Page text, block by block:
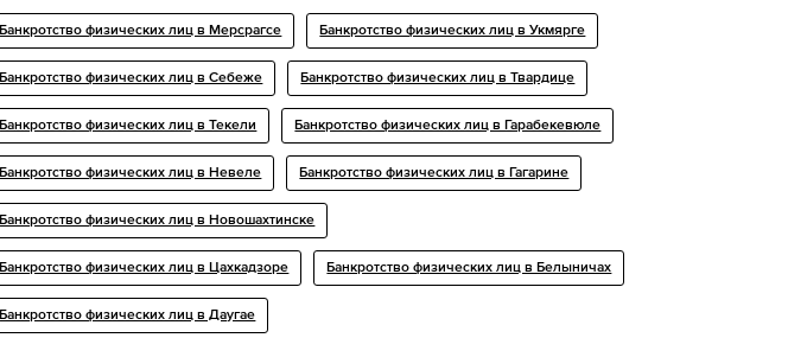
Банкротство физических лиц в Мерсрагсе Банкротство физических лиц в Укмярге
Банкротство физических лиц в Себеже Банкротство физических лиц в Твардице
Банкротство физических лиц в Текели Банкротство физических лиц в Гарабекевюле
Банкротство физических лиц в Невеле Банкротство физических лиц в Гагарине
Банкротство физических лиц в Новошахтинске
Банкротство физических лиц в Цахкадзоре Банкротство физических лиц в Белыничах
Банкротство физических лиц в Даугае